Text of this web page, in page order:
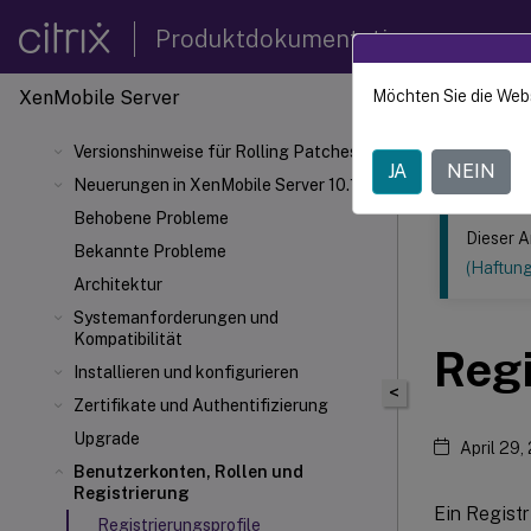
Produktdokumentation
XenMobile Server
Versionshinweise für Rolling Patches
Neuerungen in XenMobile Server 10.16
Behobene Probleme
Bekannte Probleme
Architektur
Systemanforderungen und
Kompatibilität
Installieren und konfigurieren
Zertifikate und Authentifizierung
Upgrade
Benutzerkonten, Rollen und
Registrierung
Registrierungsprofile
Dieser Inhalt
<
Dieser
April 29,
Ein
Möchten Sie die
JA NEIN